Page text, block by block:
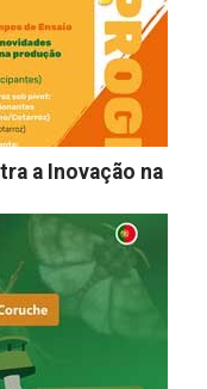
a Inovação na